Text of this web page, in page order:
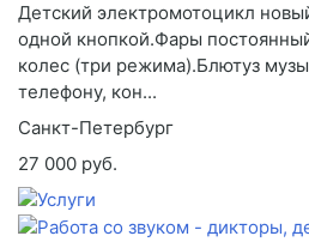
Детский электромотоцикл
одной кнопкой.Фары
колес (три режима).Блютуз
телефону, кон...
Санкт-Петербург
27 000 руб.